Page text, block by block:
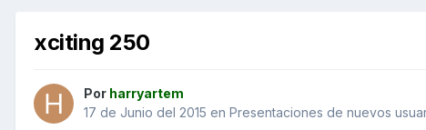
xciting 250
Por harryartem
17 de Junio del 2015 en Presentaciones de nuevos